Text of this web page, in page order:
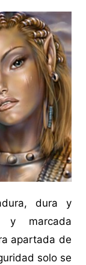
dura y
y marcada
apartada de
solo se